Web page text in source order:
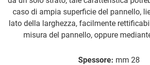
caso di ampia superficie del pannello,
lato della larghezza, facilmente
misura del pannello, oppure
Spessore: mm 28